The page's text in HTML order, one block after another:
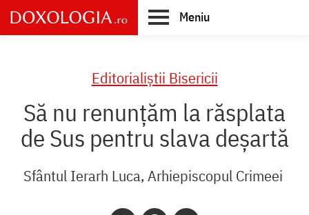
Skip
to
main
Meniu
Editorialiștii Bisericii
Să nu renunțăm la răsplata
de Sus pentru slava deșartă
Sfântul Ierarh Luca, Arhiepiscopul Crimeei